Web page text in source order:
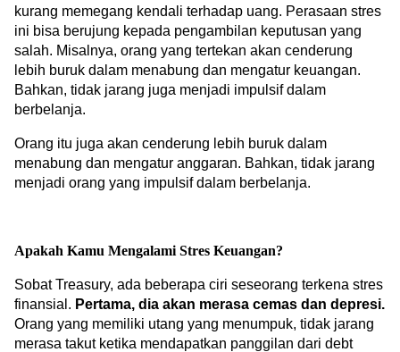
kurang memegang kendali terhadap uang. Perasaan stres
ini bisa berujung kepada pengambilan keputusan yang
salah. Misalnya, orang yang tertekan akan cenderung
lebih buruk dalam menabung dan mengatur keuangan.
Bahkan, tidak jarang juga menjadi impulsif dalam
berbelanja.
Orang itu juga akan cenderung lebih buruk dalam
menabung dan mengatur anggaran. Bahkan, tidak jarang
menjadi orang yang impulsif dalam berbelanja.
Apakah Kamu Mengalami Stres Keuangan?
Sobat Treasury, ada beberapa ciri seseorang terkena stres
finansial. Pertama, dia akan merasa cemas dan depresi.
Orang yang memiliki utang yang menumpuk, tidak jarang
merasa takut ketika mendapatkan panggilan dari debt